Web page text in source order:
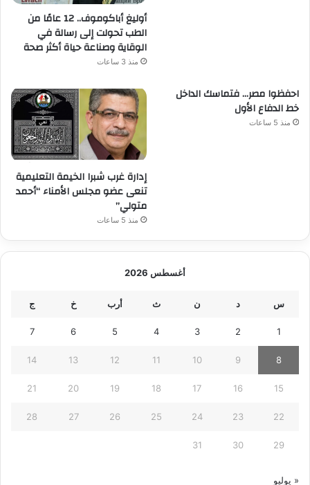
أوليغ أباكوموف.. 12 عامًا من
الطب تحولت إلى رسالة في
الوقاية وصناعة حياة أكثر صحة
منذ 3 ساعات
احفظوا مصر… فتماسك الداخل
خط الدفاع الأول
منذ 5 ساعات
إدارة غرب شبرا الخيمة التعليمية
تنعى عضو مجلس الأمناء “أحمد
متولي”
منذ 5 ساعات
أغسطس 2026
س د ن ث أرب خ ج
1
2
3
4
5
6
7
8
9
10
11
12
13
14
15
16
17
18
19
20
21
22
23
24
25
26
27
28
29
30
31
« يوليو